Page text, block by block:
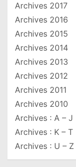
Archives 2017
Archives 2016
Archives 2015
Archives 2014
Archives 2013
Archives 2012
Archives 2011
Archives 2010
Archives : A – J
Archives : K – T
Archives : U – Z